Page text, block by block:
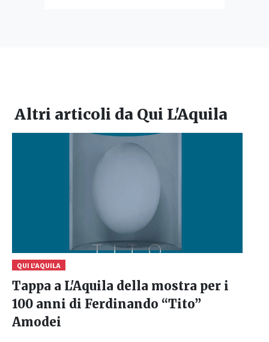
Altri articoli da Qui L'Aquila
QUI L'AQUILA
Tappa a L'Aquila della mostra per i
100 anni di Ferdinando “Tito”
Amodei